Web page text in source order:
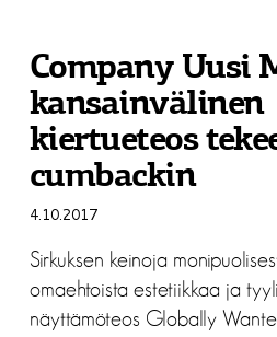
Company Uusi
kansainvälinen
kiertueteos
cumbackin
4.10.2017
Sirkuksen keinoja
omaehtoista estetiikkaa ja
näyttämöteos Globally